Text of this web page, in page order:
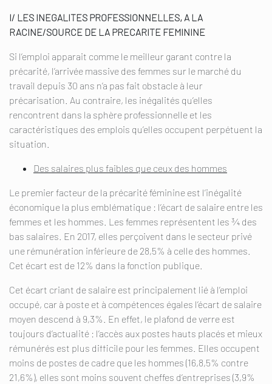
I/ LES INEGALITES PROFESSIONNELLES, A LA
RACINE/SOURCE DE LA PRECARITE FEMININE
Si l’emploi apparait comme le meilleur garant contre la
précarité, l’arrivée massive des femmes sur le marché du
travail depuis 30 ans n’a pas fait obstacle à leur
précarisation. Au contraire, les inégalités qu’elles
rencontrent dans la sphère professionnelle et les
caractéristiques des emplois qu’elles occupent perpétuent la
situation.
Des salaires plus faibles que ceux des hommes
Le premier facteur de la précarité féminine est l’inégalité
économique la plus emblématique : l’écart de salaire entre les
femmes et les hommes. Les femmes représentent les ¾ des
bas salaires. En 2017, elles perçoivent dans le secteur privé
une rémunération inférieure de 28,5% à celle des hommes.
Cet écart est de 12% dans la fonction publique.
Cet écart criant de salaire est principalement lié à l’emploi
occupé, car à poste et à compétences égales l’écart de salaire
moyen descend à 9,3%. En effet, le plafond de verre est
toujours d’actualité : l’accès aux postes hauts placés et mieux
rémunérés est plus difficile pour les femmes. Elles occupent
moins de postes de cadre que les hommes (16,8,5% contre
21,6%), elles sont moins souvent cheffes d’entreprises (3,9%